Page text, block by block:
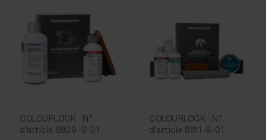
COLOURLOCK · N°
d'article 8809-S-01
COLOURLOCK · N°
d'article 8811-S-01